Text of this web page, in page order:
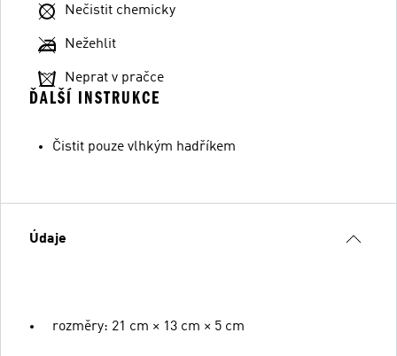
Nečistit chemicky
Nežehlit
Neprat v pračce
ĎALŠÍ INSTRUKCE
Čistit pouze vlhkým hadříkem
Údaje
rozměry: 21 cm × 13 cm × 5 cm